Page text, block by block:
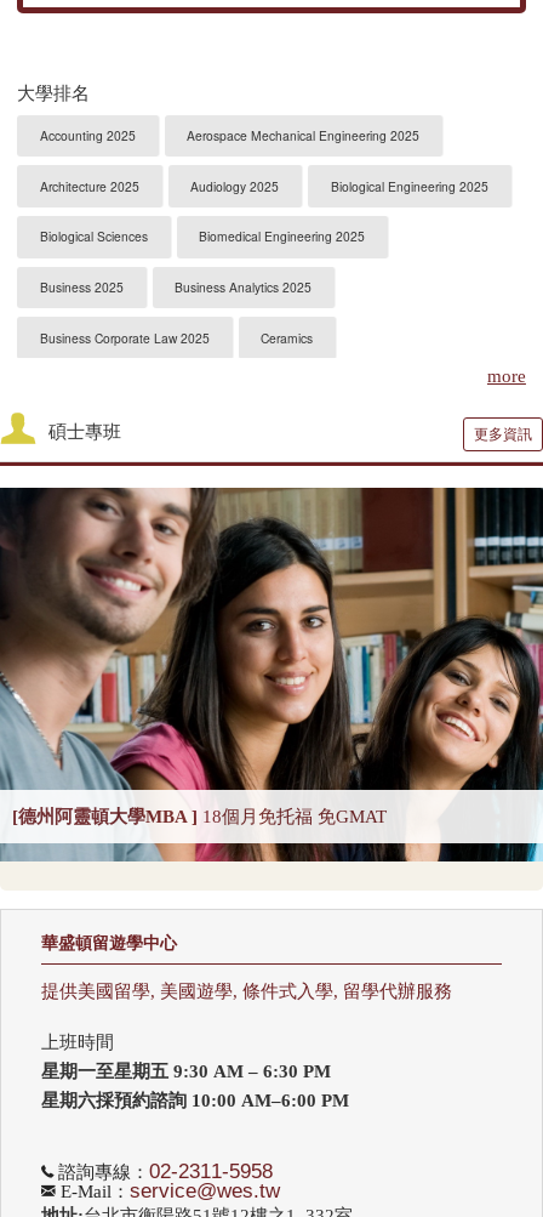
大學排名
Accounting 2025 Aerospace Mechanical Engineering 2025
Architecture 2025 Audiology 2025 Biological Engineering 2025
Biological Sciences Biomedical Engineering 2025
Business 2025 Business Analytics 2025
Business Corporate Law 2025 Ceramics
Civil Engineering 2025
Computer Engineering 2025 Computer Science 2025
Constitutional Law 2025 Contracts & Commercial Law 2025
Criminal Law 2025 Criminology CS-Artificial Intelligence 2025
CS-Programming Language 2025 CS-Systems 2025
CS-Theory 2025 Curriculum and Instruction 2025
Digital Librarianship DNP Nurse Practitioner-Pediatric Acute Care
DNP Nurse Practitioner-Pediatric Primary Care
DNP Nurse Practitioner-Psychiatric Mental Health A Earth Sciences 2025
Educational Administration 2025
Electrical Engineering 2025 Elementary Teacher Education 2025
EMBA 2025
Entrepreneurship 2025 Environmental Environmental Health 2025
Environmental Policy and Management 2025
more
碩士專班 更多資訊
[德州阿靈頓大學MBA ] 18個月免托福 免GMAT
華盛頓留遊學中心
提供美國留學, 美國遊學, 條件式入學, 留學代辦服務
上班時間
星期一至星期五 9:30 AM – 6:30 PM
星期六採預約諮詢 10:00 AM–6:00 PM
諮詢專線： 02-2311-5958
E-Mail： service@wes.tw